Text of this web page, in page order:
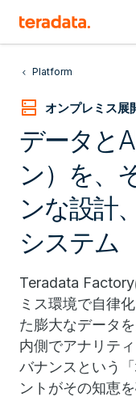
Platform
dns オンプレミス展
データと
ン）を、
ンな設計
システム
Teradata
ミス環境で自律
た膨大なデータ
内側でアナリテ
バナンスという
ントがその知恵